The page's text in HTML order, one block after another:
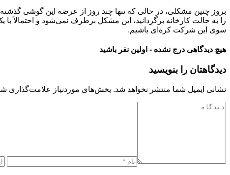
بروز چنین مشکلی، در حالی که تنها چند روز از عرضه این گوشی
را به حالت کارخانه برگردانید، این مشکل برطرف نمی‌شود و
سوی این شرکت کره‌ای باشیم.
هیچ دیدگاهی درج نشده - اولین نفر باشید
دیدگاهتان را بنویسید
نشانی ایمیل شما منتشر نخواهد شد. بخش‌های موردنیاز علامت‌گذاری